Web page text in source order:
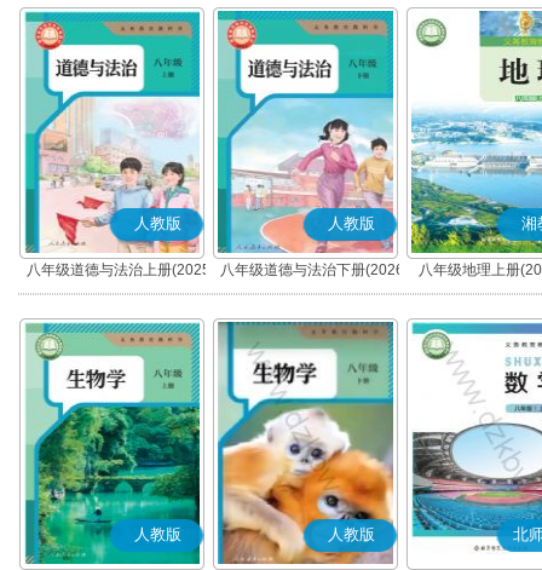
人教版
八年级道德与法治上册(2025
秋版)(部编版)
人教版
八年级道德与法治下册(2026
春版)(部编版)
湘
八年级地理上册
人教版 人教版 北